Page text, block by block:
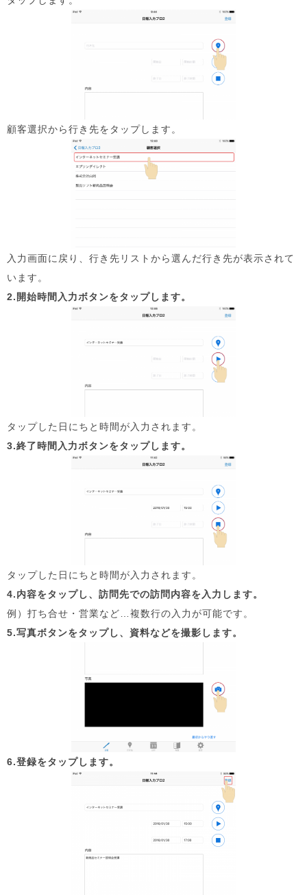
顧客選択から行き先をタップします。
入力画面に戻り、行き先リストから選んだ行き先が表示されて
います。
2.開始時間入力ボタンをタップします。
タップした日にちと時間が入力されます。
3.終了時間入力ボタンをタップします。
タップした日にちと時間が入力されます。
4.内容をタップし、訪問先での訪問内容を入力します。
例）打ち合せ・営業など…複数行の入力が可能です。
5.写真ボタンをタップし、資料などを撮影します。
6.登録をタップします。